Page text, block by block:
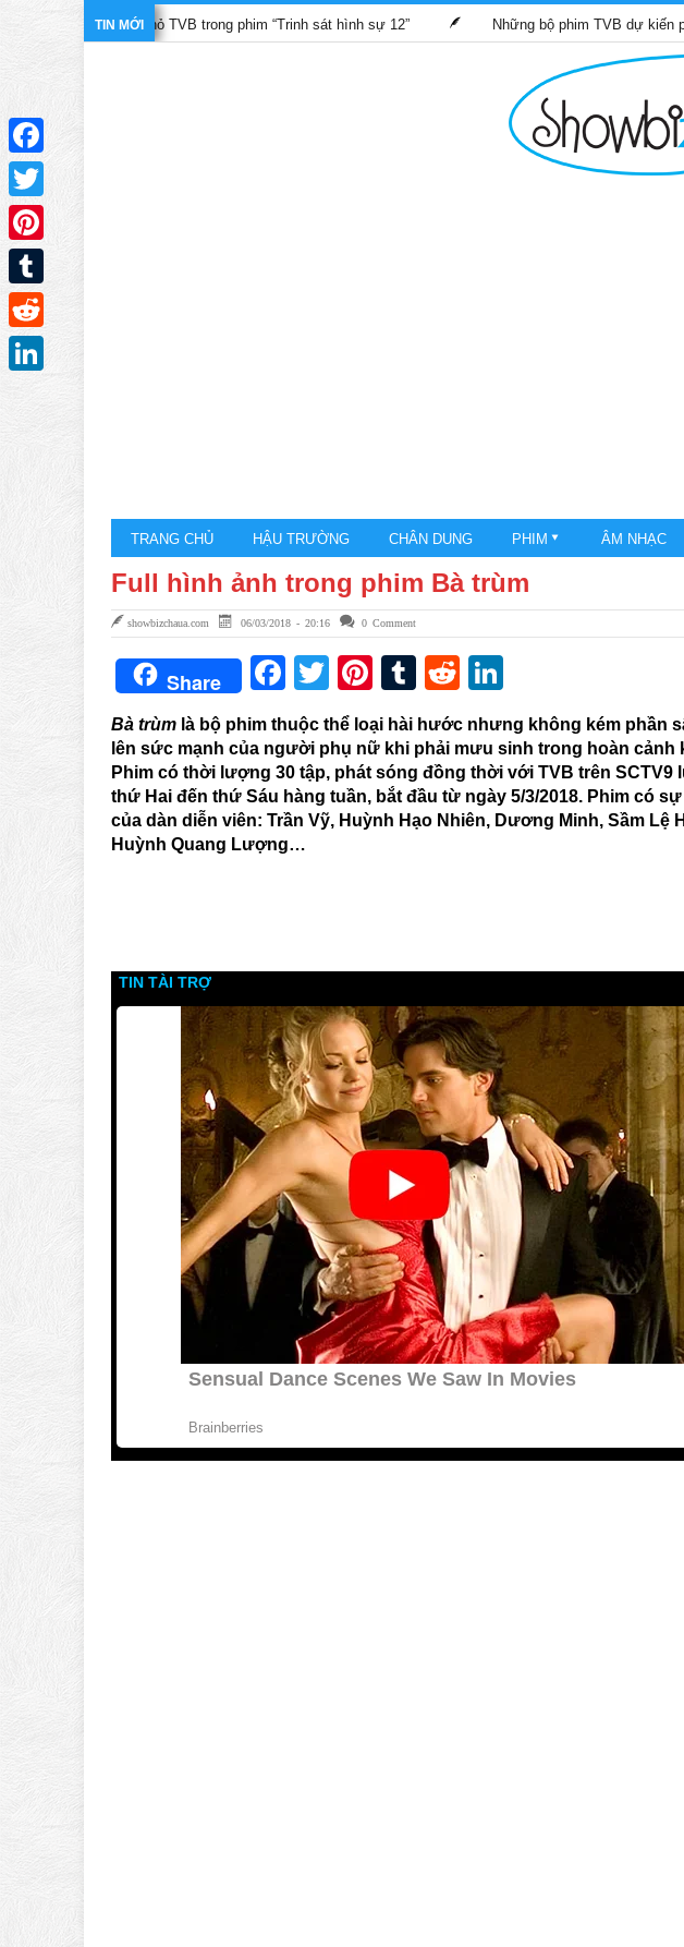
TIN MỚI
ảnh nhỏ TVB trong phim “Trinh sát hình sự 12” Những bộ phim TVB dự kiến phát sóng
TRANG CHỦ HẬU TRƯỜNG CHÂN DUNG PHIM ÂM NHẠC
Full hình ảnh trong phim Bà trùm
showbizchaua.com 06/03/2018 - 20:16 0 Comment
Share Facebook
TwitterPinterest
TumblrReddit
Bà trùm là bộ phim thuộc thể loại hài hước nhưng không kém phần
lên sức mạnh của người phụ nữ khi phải mưu sinh trong hoàn cảnh
Phim có thời lượng 30 tập, phát sóng đồng thời với TVB trên SCTV9
thứ Hai đến thứ Sáu hàng tuần, bắt đầu từ ngày 5/3/2018. Phim có
của dàn diễn viên: Trần Vỹ, Huỳnh Hạo Nhiên, Dương Minh, Sầm Lệ
Huỳnh Quang Lượng…
Facebook
Twitter
Pinterest
Tumblr
Reddit